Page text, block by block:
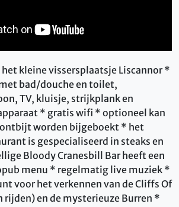
kleine vissersplaatsje Liscannor *
bad/douche en toilet,
TV, kluisje, strijkplank en
* gratis wifi * optioneel kan
worden bijgeboekt * het
is gespecialiseerd in steaks en
Bloody Cranesbill Bar heeft een
menu * regelmatig live muziek *
voor het verkennen van de Cliffs Of
rijden) en de mysterieuze Burren *